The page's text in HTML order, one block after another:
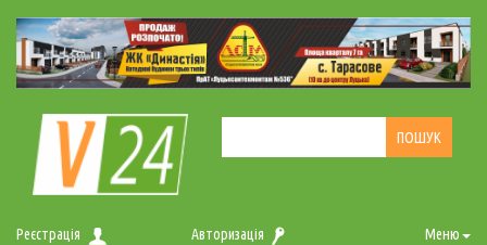
Реєстрація Авторизація Меню